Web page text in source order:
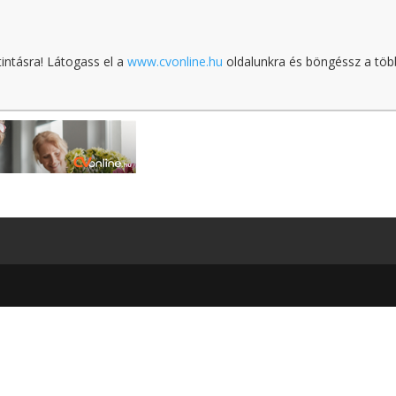
Látogass el awww.cvonline.hu oldalunkra és böngéssz a